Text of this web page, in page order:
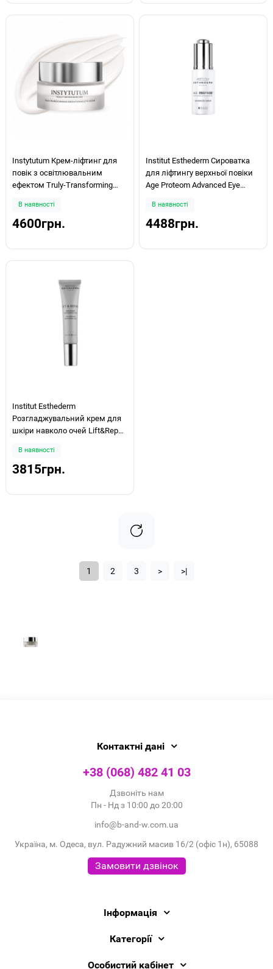
Instytutum Крем-ліфтинг для
повік з освітлювальним
ефектом Truly-Transforming
В наявності
4600грн.
Institut Esthederm Сироватка
для ліфтингу верхньої повіки
Age Proteom Advanced Eye
В наявності
4488грн.
Institut Esthederm
Розгладжувальний крем для
шкіри навколо очей Lift&Repair
мл
В наявності
3815грн.
1 2 3 > >|
Контактні дані
+38 (068) 482 41 03
Дзвоніть нам
Пн - Нд з 10:00 до 20:00
info@b-and-w.com.ua
Україна, м. Одеса, вул. Радужний масив 16/2 (офіс 1н), 65088
Замовити дзвінок
Інформація
Категорії
Особистий кабінет